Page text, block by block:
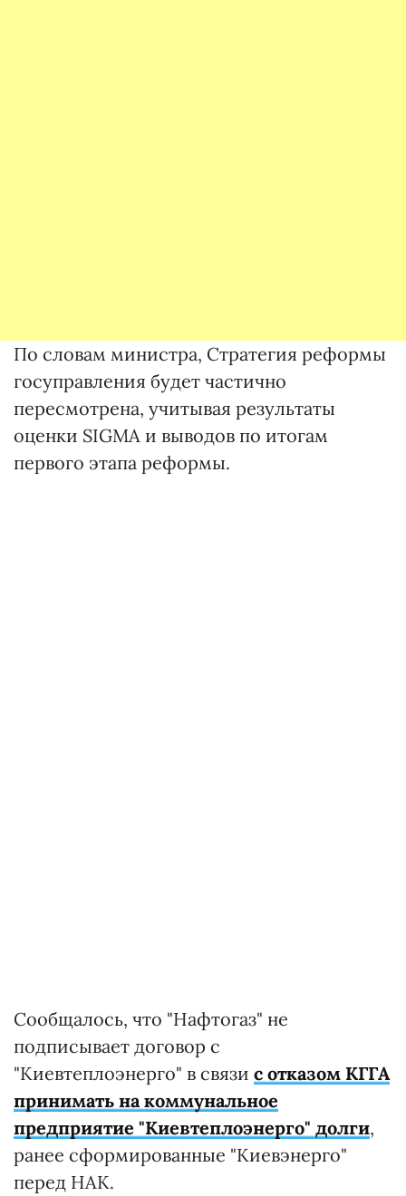
По словам министра, Стратегия реформы
госуправления будет частично
пересмотрена, учитывая результаты
оценки SIGMA и выводов по итогам
первого этапа реформы.
Сообщалось, что "Нафтогаз" не
подписывает договор с
"Киевтеплоэнерго" в связи с отказом КГГА
принимать на коммунальное
предприятие "Киевтеплоэнерго" долги,
ранее сформированные "Киевэнерго"
перед НАК.